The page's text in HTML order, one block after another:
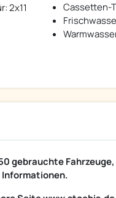
Cassetten-
2x11
gebrauchte